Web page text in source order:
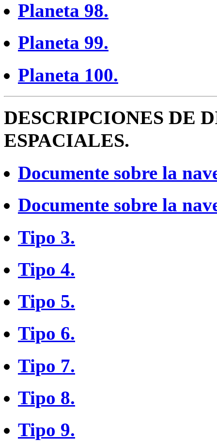
Planeta 98.
Planeta 99.
Planeta 100.
DESCRIPCIONES DE
ESPACIALES.
Documente sobre la
Documente sobre la
Tipo 3.
Tipo 4.
Tipo 5.
Tipo 6.
Tipo 7.
Tipo 8.
Tipo 9.